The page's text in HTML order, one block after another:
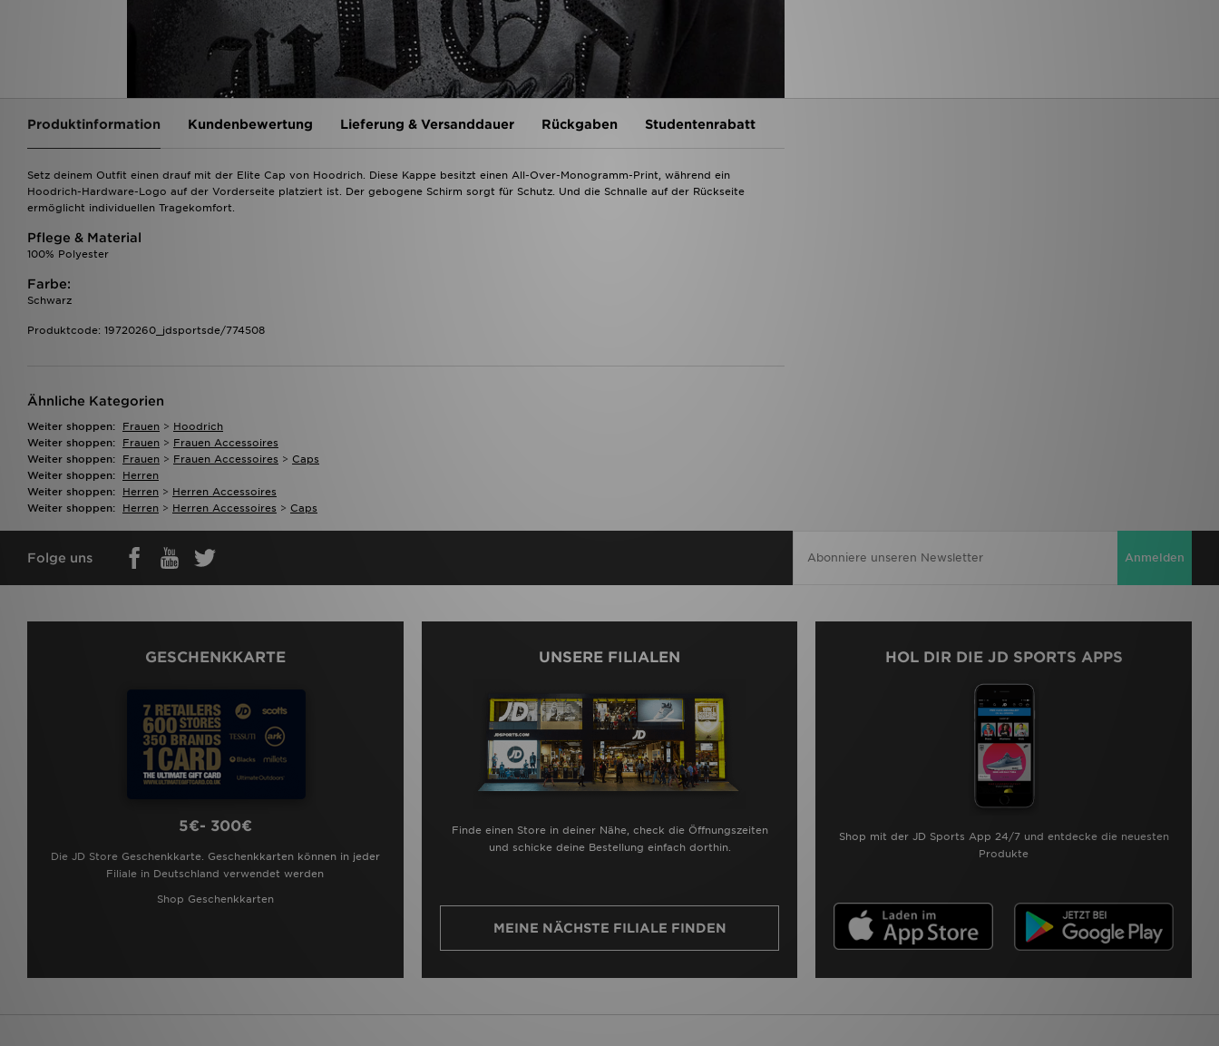
Produktinformation Kundenbewertung Lieferung & Versanddauer Rückgaben Studentenrabatt
Setz deinem Outfit einen drauf mit der Elite Cap von Hoodrich. Diese Kappe besitzt einen All-Over-Monogramm-Print, während ein
Hoodrich-Hardware-Logo auf der Vorderseite platziert ist. Der gebogene Schirm sorgt für Schutz. Und die Schnalle auf der Rückseite
ermöglicht individuellen Tragekomfort.
Pflege & Material
100% Polyester
Farbe:
Schwarz
Produktcode: 19720260_jdsportsde/774508
Ähnliche Kategorien
Weiter shoppen: Frauen > Hoodrich
Weiter shoppen:
Frauen > Frauen Accessoires
Weiter shoppen:
Frauen > Frauen Accessoires > Caps
Weiter shoppen:
Herren
Weiter shoppen:
Herren > Herren Accessoires
Weiter shoppen:
Herren > Herren Accessoires > Caps
Folge uns Anmelden
GESCHENKKARTE
5€- 300€
Die JD Store Geschenkkarte. Geschenkkarten können in jeder
Filiale in Deutschland verwendet werden
Shop Geschenkkarten
UNSERE FILIALEN
Finde einen Store in deiner Nähe, check die Öffnungszeiten
und schicke deine Bestellung einfach dorthin.
MEINE NÄCHSTE FILIALE FINDEN
HOL DIR DIE JD SPORTS APPS
Shop mit der JD Sports App 24/7 und entdecke die neuesten
Produkte